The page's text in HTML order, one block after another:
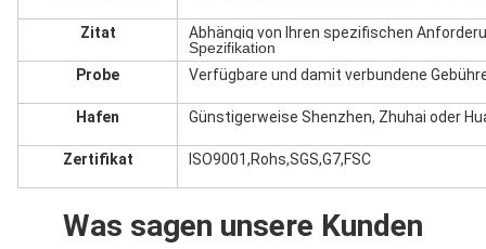
Zitat
Abhängig von Ihren spezifischen
Spezifikation
Probe
Verfügbare und damit verbundene
Hafen Günstigerweise Shenzhen, Zhuhai oder
Zertifikat ISO9001,Rohs,SGS,G7,FSC
Was sagen unsere Kunden